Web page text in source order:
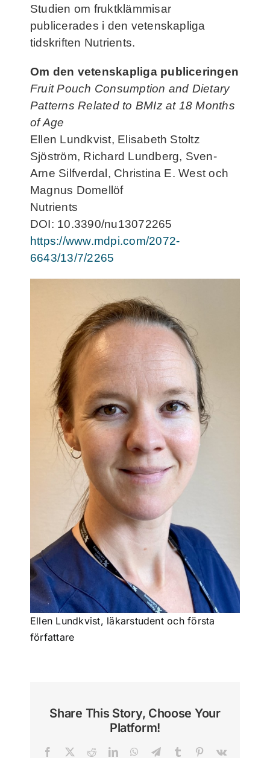
Studien om fruktklämmisar
publicerades i den vetenskapliga
tidskriften Nutrients.
Om den vetenskapliga publiceringen
Fruit Pouch Consumption and Dietary
Patterns Related to BMIz at 18 Months
of Age
Ellen Lundkvist, Elisabeth Stoltz
Sjöström, Richard Lundberg, Sven-
Arne Silfverdal, Christina E. West och
Magnus Domellöf
Nutrients
DOI: 10.3390/nu13072265
https://www.mdpi.com/2072-
6643/13/7/2265
Ellen Lundkvist, läkarstudent och första
författare
Share This Story, Choose Your
Platform!
Facebook RedditLinkedInWhatsApp
TelegramTumblr Pinterest
Vk